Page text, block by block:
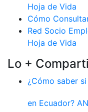
Hoja de Vida
Cómo
Red Socio
Hoja de Vida
Lo +
¿Cómo saber
en Ecuador?